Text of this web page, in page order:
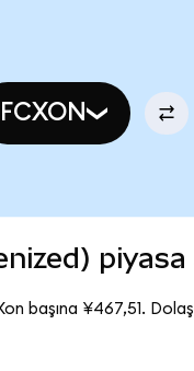
FCXON
başına ¥467,51.